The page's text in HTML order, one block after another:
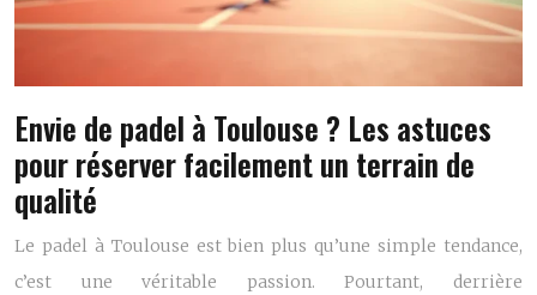
Envie de padel à Toulouse ? Les astuces
pour réserver facilement un terrain de
qualité
Le padel à Toulouse est bien plus qu’une simple tendance,
c’est une véritable passion. Pourtant, derrière